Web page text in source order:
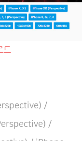
드
/
/